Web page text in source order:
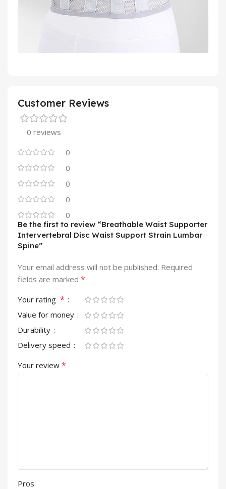
Customer Reviews
0 reviews
0
0
0
0
0
Be the first to review “Breathable Waist Supporter
Intervertebral Disc Waist Support Strain Lumbar
Spine”
Your email address will not be published. Required
fields are marked *
Your rating *
Value for money
Durability
Delivery speed
Your review *
Pros